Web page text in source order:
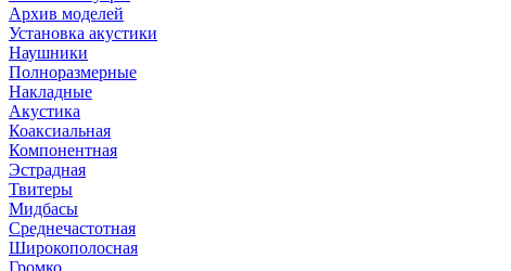
Архив моделей
Установка акустики
Наушники
Полноразмерные
Накладные
Акустика
Коаксиальная
Компонентная
Эстрадная
Твитеры
Мидбасы
Среднечастотная
Широкополосная
Громко